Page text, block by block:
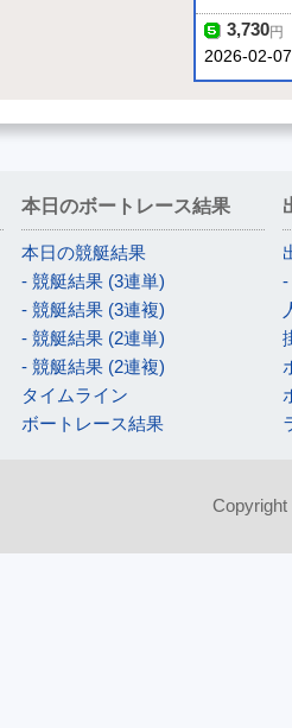
3,730円
2026-02-
本日のボートレース結果
本日の競艇結果
- 競艇結果 (3連単)
- 競艇結果 (3連複)
- 競艇結果 (2連単)
- 競艇結果 (2連複)
タイムライン
ボートレース結果
-